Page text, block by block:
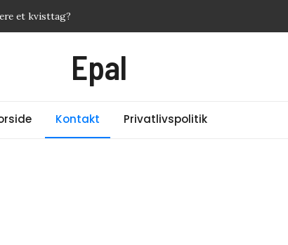
et kvisttag?
får du mest for pengene?
Ekspert giver svarEpal
Kontakt Privatlivspolitik